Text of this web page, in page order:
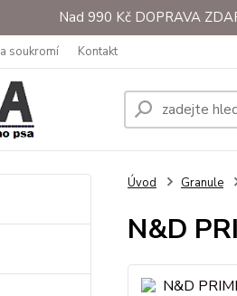
Nad 990 Kč DOPRAVA
soukromí Kontakt
Úvod Granule
N&D